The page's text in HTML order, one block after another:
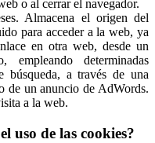
o al cerrar el navegador.
Almacena el origen del
para acceder a la web, ya
en otra web, desde un
empleando determinadas
búsqueda, a través de una
de un anuncio de AdWords.
a la web.
uso de las cookies?